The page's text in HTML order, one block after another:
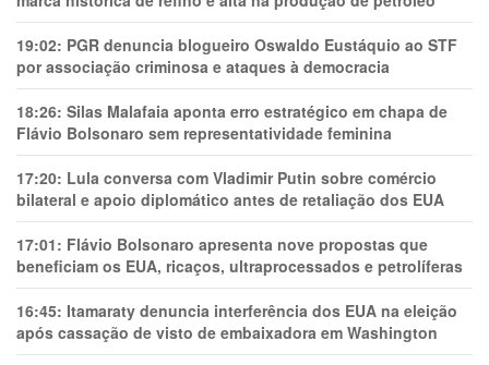
19:02: PGR denuncia blogueiro Oswaldo Eustáquio ao STF
por associação criminosa e ataques à democracia
18:26: Silas Malafaia aponta erro estratégico em chapa de
Flávio Bolsonaro sem representatividade feminina
17:20: Lula conversa com Vladimir Putin sobre comércio
bilateral e apoio diplomático antes de retaliação dos EUA
17:01: Flávio Bolsonaro apresenta nove propostas que
beneficiam os EUA, ricaços, ultraprocessados e petrolíferas
16:45: Itamaraty denuncia interferência dos EUA na eleição
após cassação de visto de embaixadora em Washington